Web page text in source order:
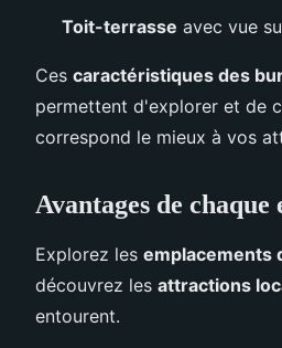
Toit-terrasse avec vue
Ces caractéristiques des
permettent d'explorer et de
correspond le mieux à vos
Avantages de chaque
Explorez les emplacements
découvrez les attractions
entourent.